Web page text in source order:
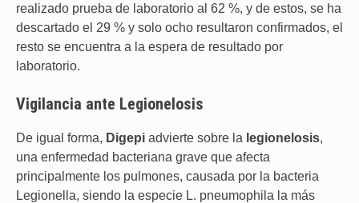
realizado prueba de laboratorio al 62 %, y de estos, se ha
descartado el 29 % y solo ocho resultaron confirmados, el
resto se encuentra a la espera de resultado por
laboratorio.
Vigilancia ante Legionelosis
De igual forma, Digepi advierte sobre la legionelosis,
una enfermedad bacteriana grave que afecta
principalmente los pulmones, causada por la bacteria
Legionella, siendo la especie L. pneumophila la más